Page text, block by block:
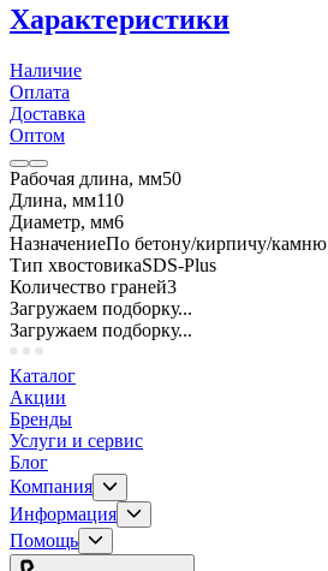
Характеристики
Наличие
Оплата
Доставка
Оптом
Рабочая длина, мм50
Длина, мм110
Диаметр, мм6
НазначениеПо бетону/кирпичу/камню
Тип хвостовикаSDS-Plus
Количество граней3
Загружаем подборку...
Загружаем подборку...
Каталог
Акции
Бренды
Услуги и сервис
Блог
Компания
Информация
Помощь